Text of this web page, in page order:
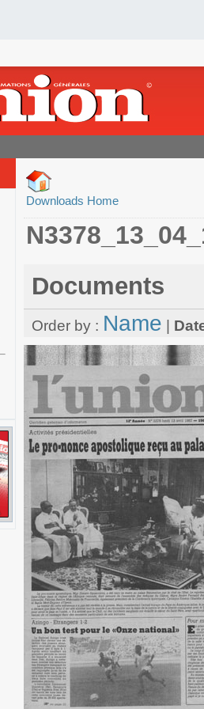
Downloads Home
Documents
Order by : Name